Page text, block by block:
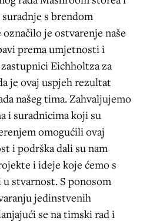
s brendom
je ostvarenje naše
prema umjetnosti i
Eichholtza za
je ovaj uspjeh rezultat
našeg tima. Zahvaljujemo
i suradnicima koji su
omogućili ovaj
i podrška dali su nam
i ideje koje ćemo s
stvarnost. S ponosom
jedinstvenih
se na timski rad i